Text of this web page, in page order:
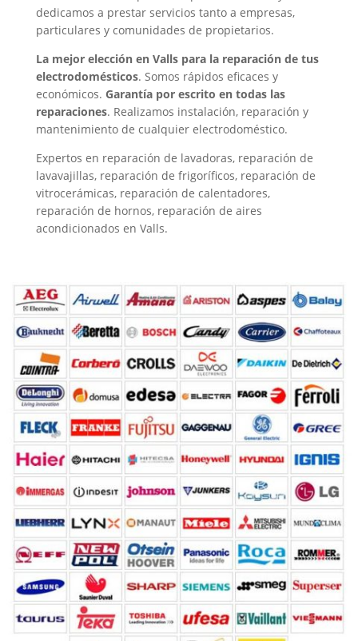
dedicamos a prestar servicios tanto a empresas,
particulares y comunidades de propietarios.
La mejor elección en Valls para la reparación de tus
electrodomésticos. Somos rápidos eficaces y
económicos. Garantía por escrito en todas las
reparaciones. Realizamos instalación, reparación y
mantenimiento de cualquier electrodoméstico.
Expertos en reparación de lavadoras, reparación de
lavavajillas, reparación de frigoríficos, reparación de
vitrocerámicas, reparación de calentadores,
reparación de hornos, reparación de aires
acondicionados en Valls.